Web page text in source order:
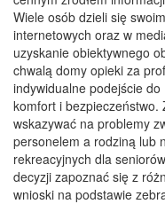
Wiele osób dzieli się
internetowych oraz w
uzyskanie obiektywnego
chwalą domy opieki za
indywidualne podejście do
komfort i bezpieczeństwo.
wskazywać na problemy
personelem a rodziną lub
rekreacyjnych dla
decyzji zapoznać się z
wnioski na podstawie